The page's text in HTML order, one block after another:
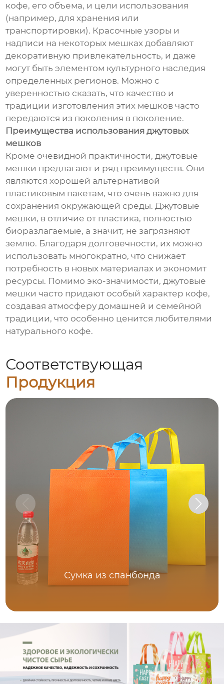
кофе, его объема, и цели использования
(например, для хранения или
транспортировки). Красочные узоры и
надписи на некоторых мешках добавляют
декоративную привлекательность, и даже
могут быть элементом культурного наследия
определенных регионов. Можно с
уверенностью сказать, что качество и
традиции изготовления этих мешков часто
передаются из поколения в поколение.
Преимущества использования джутовых
мешков
Кроме очевидной практичности, джутовые
мешки предлагают и ряд преимуществ. Они
являются хорошей альтернативой
пластиковым пакетам, что очень важно для
сохранения окружающей среды. Джутовые
мешки, в отличие от пластика, полностью
биоразлагаемые, а значит, не загрязняют
землю. Благодаря долговечности, их можно
использовать многократно, что снижает
потребность в новых материалах и экономит
ресурсы. Помимо эко-значимости, джутовые
мешки часто придают особый характер кофе,
создавая атмосферу домашней и семейной
традиции, что особенно ценится любителями
натурального кофе.
Соответствующая
Продукция
Сумка из спанбонда